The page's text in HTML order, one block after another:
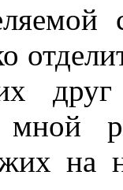
их
мной
на